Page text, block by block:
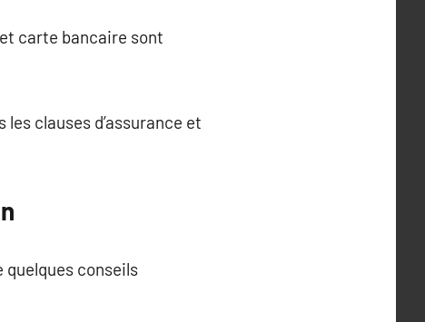
carte bancaire sont
clauses d’assurance et
conseils